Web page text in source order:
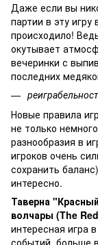
Даже если вы
партии в эту
происходило!
окутывает
вечеринки с
последних
Новые правила
не только
разнообразия в
игроков очень
сохранить
интересно.
Таверна
волчары (The
интересная игра в
событий, больше